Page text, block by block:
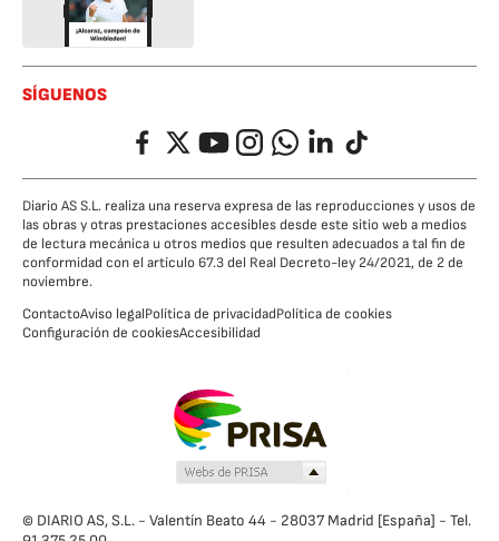
SÍGUENOS
FacebookTwitterYouTubeInstagramWhatsappLinkedIn
TikTok
Diario AS S.L. realiza una reserva expresa de las reproducciones y usos de
las obras y otras prestaciones accesibles desde este sitio web a medios
de lectura mecánica u otros medios que resulten adecuados a tal fin de
conformidad con el artículo 67.3 del Real Decreto-ley 24/2021, de 2 de
noviembre.
ContactoAviso legalPolítica de privacidadPolítica de cookies
Configuración de cookiesAccesibilidad
© DIARIO AS, S.L. - Valentín Beato 44 - 28037 Madrid [España] - Tel.